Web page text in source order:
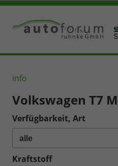
info
Volkswagen T7
Verfügbarkeit, Art
Kraftstoff